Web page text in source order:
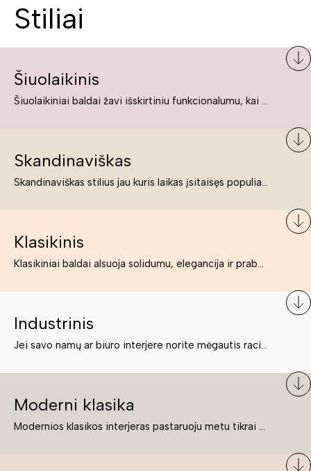
Stiliai
Šiuolaikinis
Šiuolaikiniai baldai žavi išskirtiniu funkcionalumu, kai kurie jų pelnytai net pavadinami meno kūriniais, nes jie tikrai yra išskirtiniai, originalūs ir puikiai atliepiantys į šiuolaikinių žmonių poreikius bei gyvenimo būdo ypatumus.
Skandinaviškas
Skandinaviškas stilius jau kuris laikas įsitaisęs populiariausiųjų sąraše. Namai, butai labai dažnai įrengiami remiantis būtent šio stiliaus ypatumais. Dėl švelnių spalvų, praktiškumo ir estetikos jis masina tuos, kurie neabejingi šviesiem ar neutralių spalvų koloritui, paprastumui, funkcionalumui, natūralumui ir stilingai estetikai. Platų skandinaviškų baldų spektrą rasite „Deinavos baldų“ asortimente.
Klasikinis
Klasikiniai baldai alsuoja solidumu, elegancija ir prabanga. Paprastai jie būna masyvūs, kuria didybės įspūdį. Neabejotinai jie bus geriausias pasirinkimas estetiškam ir rafinuotam klasikiniam namų interjerui. Kartais klasikiniai baldai traktuojami kaip senoviniai, bet tai ne tiesa – klasika yra stilius, neišsemiama elegancija ir rafinuotumas.
Industrinis
Jei savo namų ar biuro interjere norite mėgautis racionaliai išnaudotomis erdvėmis, funkcionalumu ir esate neabejingi tamsesniam koloritui bei praktiškiems sprendimams, tuomet industrinis stilius bus būtent tai, ko Jums reikia. O industrinio stiliaus baldus išsirinksite mūsų asortimente.
Moderni klasika
Modernios klasikos interjeras pastaruoju metu tikrai yra „ant bangos“. Tie, kurie nenori pernelyg nutolti nuo klasikos, bet drauge žavisi šiuolaikiškais sprendimais, su malonumu savo namuose kuria klasikos ir modernaus interjero tandemą – elegantišką, subtilų ir žavingą.